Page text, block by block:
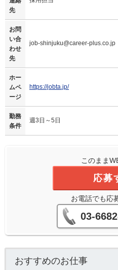
先
お問
い合
わせ
先
job-shinjuku@career-plus.co.jp
ホー
ムペ
ージ
https://jobta.jp/
勤務
条件
週3日～5日
このまま
応募
お電話でも応
03-
おすすめのお仕事